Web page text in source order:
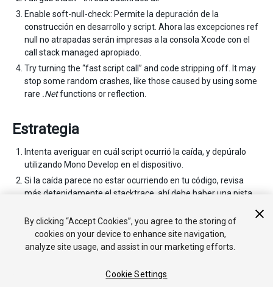
Enable soft-null-check: Permite la depuración de la
construcción en desarrollo y script. Ahora las excepciones ref
null no atrapadas serán impresas a la consola Xcode con el
call stack managed apropiado.
Try turning the “fast script call” and code stripping off. It may
stop some random crashes, like those caused by using some
rare .Netfunctions or reflection.
Estrategia
Intenta averiguar en cuál script ocurrió la caída, y depúralo
utilizando Mono Develop en el dispositivo.
Si la caída parece no estar ocurriendo en tu código, revisa
más detenidamente el stacktrace, ahí debe haber una pista
echaremos un vistazo.
By clicking “Accept Cookies”, you agree to the storing of
cookies on your device to enhance site navigation,
analyze site usage, and assist in our marketing efforts.
Cookie Settings